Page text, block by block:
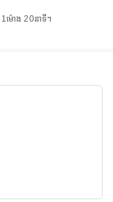
ម៉ោង 20នាទី។